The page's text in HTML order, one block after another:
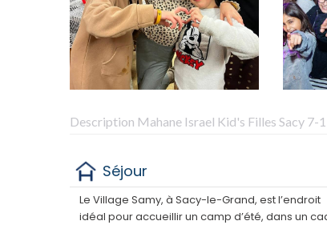
Description Mahane Israel Kid's Filles Sacy 7-
Séjour
Le Village Samy, à Sacy-le-Grand, est l’endroit
idéal pour accueillir un camp d’été, dans un